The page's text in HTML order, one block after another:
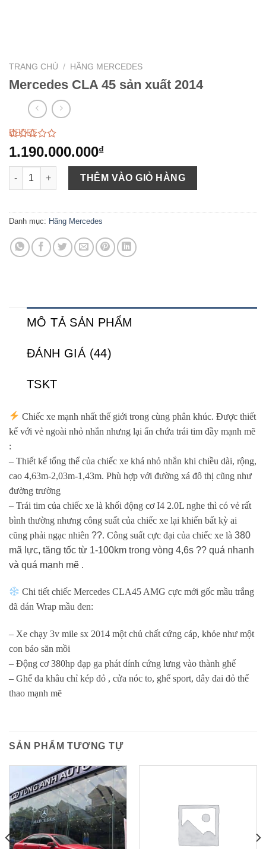
TRANG CHỦ / HÃNG MERCEDES
Mercedes CLA 45 sản xuất 2014
2.93
trên 5
dựa
44
1.190.000.000₫
Mercedes CLA 45 sản xuất 2014 số lượng
THÊM VÀO GIỎ HÀNG
Danh mục: Hãng Mercedes
MÔ TẢ SẢN PHẨM
ĐÁNH GIÁ (44)
TSKT
Chiếc xe mạnh nhất thế giới trong cùng phân khúc. Được thiết
kế với vẻ ngoài nhỏ nhắn nhưng lại ẩn chứa trái tim đầy mạnh mẽ
:
– Thiết kế tổng thể của chiếc xe khá nhỏ nhắn khi chiều dài, rộng,
cao 4,63m-2,03m-1,43m. Phù hợp với đường xá đô thị cũng như
đường trường
– Trái tim của chiếc xe là khối động cơ I4 2.0L nghe thì có vẻ rất
bình thường nhưng công suất của chiếc xe lại khiến bất kỳ ai
cũng phải ngạc nhiên ??. Công suất cực đại của chiếc xe là 380
mã lực, tăng tốc từ 1-100km trong vòng 4,6s ?? quá nhanh
và quá mạnh mẽ .
Chi tiết chiếc Mercedes CLA45 AMG cực mới gốc mầu trắng
đã dán Wrap mầu đen:
– Xe chạy 3v mile sx 2014 một chủ chất cứng cáp, khỏe như một
con báo săn mồi
– Động cơ 380hp đạp ga phát dính cứng lưng vào thành ghế
– Ghế da khâu chỉ kép đỏ , cửa nóc to, ghế sport, dây đai đỏ thể
thao mạnh mẽ
SẢN PHẨM TƯƠNG TỰ